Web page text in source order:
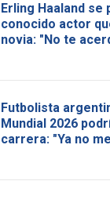
Erling Haaland
conocido actor
novia: "No te
Futbolista
Mundial 2026
carrera: "Ya no